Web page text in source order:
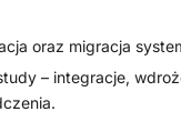
oraz migracja
– integracje,